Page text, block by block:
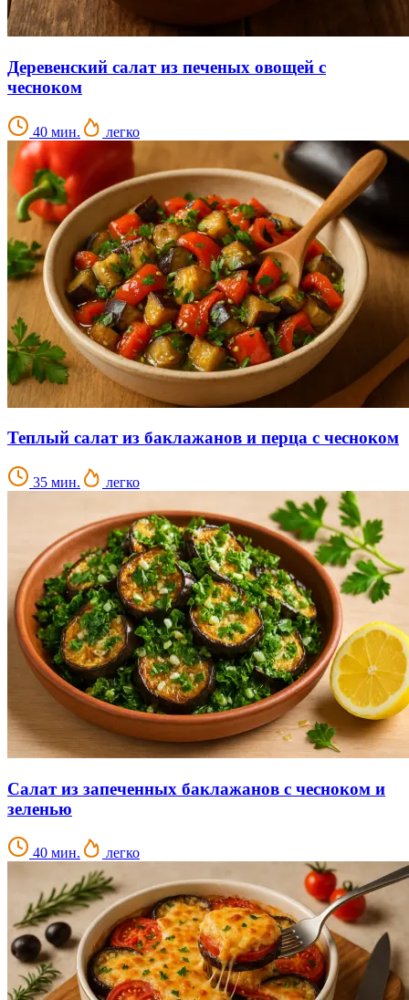
Деревенский салат из печеных овощей с
чесноком
40 мин. легко
Теплый салат из баклажанов и перца с чесноком
35 мин. легко
Салат из запеченных баклажанов с чесноком и
зеленью
40 мин. легко